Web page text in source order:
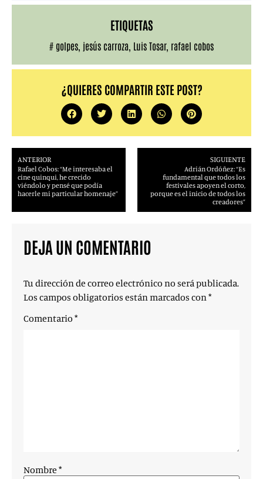
ETIQUETAS
# golpes jesús carroza Luis Tosar, rafael cobos
¿QUIERES COMPARTIR ESTE POST?
ANTERIOR
Rafael Cobos: “Me interesaba el
cine quinqui, he crecido
viéndolo y pensé que podía
hacerle mi particular homenaje”
SIGUIENTE
Adrián Ordóñez: “Es
fundamental que todos los
festivales apoyen el corto,
porque es el inicio de todos los
creadores”
DEJA UN COMENTARIO
Tu dirección de correo electrónico no será publicada.
Los campos obligatorios están marcados con*
Comentario *
Nombre *